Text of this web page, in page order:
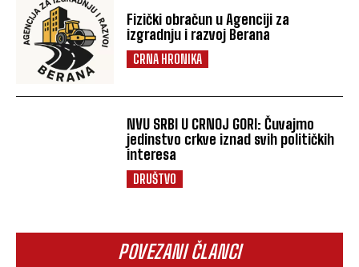
Fizički obračun u Agenciji za
izgradnju i razvoj Berana
CRNA HRONIKA
NVU SRBI U CRNOJ GORI: Čuvajmo
jedinstvo crkve iznad svih političkih
interesa
DRUŠTVO
POVEZANI ČLANCI